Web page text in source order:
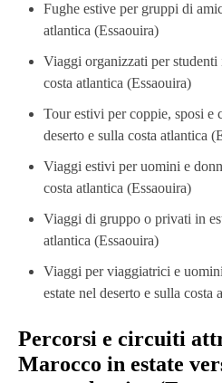
Fughe estive per gruppi di
atlantica (Essaouira)
Viaggi organizzati per studenti
costa atlantica (Essaouira)
Tour estivi per coppie, sposi e
deserto e sulla costa atlantica
Viaggi estivi per uomini e
costa atlantica (Essaouira)
Viaggi di gruppo o privati ​​in
atlantica (Essaouira)
Viaggi per viaggiatrici e
estate nel deserto e sulla costa
Percorsi e circuiti
Marocco in estate